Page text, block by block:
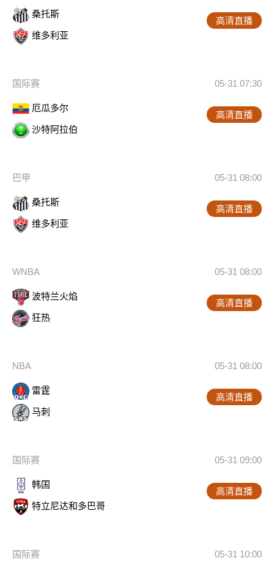
桑托斯
维多利亚
高清直播
国际赛 05-31 07:30
厄瓜多尔
沙特阿拉伯
高清直播
巴甲 05-31 08:00
桑托斯
维多利亚
高清直播
WNBA 05-31 08:00
波特兰火焰
狂热
高清直播
NBA 05-31 08:00
雷霆
马刺
高清直播
国际赛 05-31 09:00
韩国
特立尼达和多巴哥
高清直播
国际赛 05-31 10:00